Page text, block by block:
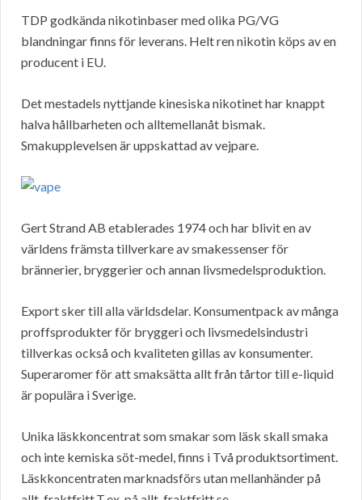
TDP godkända nikotinbaser med olika PG/VG
blandningar finns för leverans. Helt ren nikotin köps av en
producent i EU.
Det mestadels nyttjande kinesiska nikotinet har knappt
halva hållbarheten och alltemellanåt bismak.
Smakupplevelsen är uppskattad av vejpare.
Gert Strand AB etablerades 1974 och har blivit en av
världens främsta tillverkare av smakessenser för
brännerier, bryggerier och annan livsmedelsproduktion.
Export sker till alla världsdelar. Konsumentpack av många
proffsprodukter för bryggeri och livsmedelsindustri
tillverkas också och kvaliteten gillas av konsumenter.
Superaromer för att smaksätta allt från tårtor till e-liquid
är populära i Sverige.
Unika läskkoncentrat som smakar som läsk skall smaka
och inte kemiska söt-medel, finns i Två produktsortiment.
Läskkoncentraten marknadsförs utan mellanhänder på